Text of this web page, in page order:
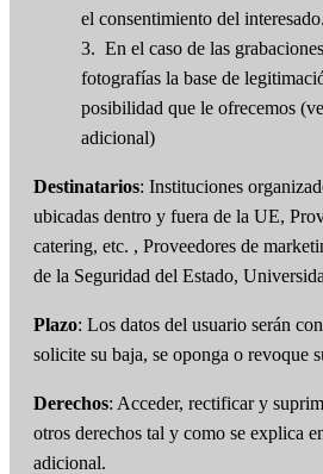
el consentimiento del interesado.
3. En el caso de las
fotografías la base de
posibilidad que le ofrecemos
adicional)
Destinatarios: Instituciones
ubicadas dentro y fuera de la UE,
catering, etc. , Proveedores de
de la Seguridad del Estado,
Plazo: Los datos del usuario serán
solicite su baja, se oponga o revoque
Derechos: Acceder, rectificar y
otros derechos tal y como se explica
adicional.